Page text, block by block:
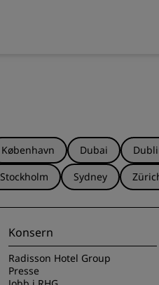
København Dubai
Stockholm Sydney
Konsern
Radisson Hotel Group
Presse